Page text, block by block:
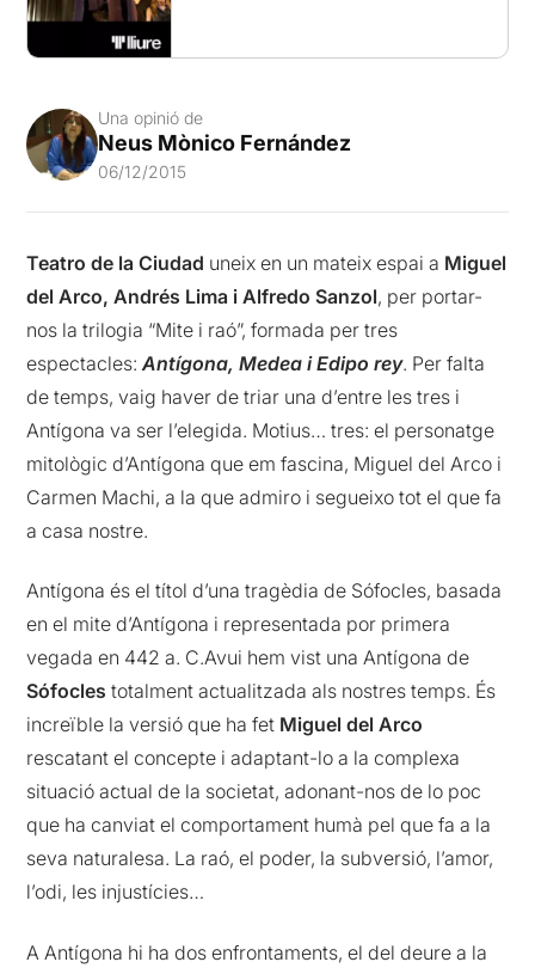
Una opinió de
Neus Mònico Fernández
06/12/2015
Teatro de la Ciudad uneix en un mateix espai a Miguel
del Arco, Andrés Lima i Alfredo Sanzol, per portar-
nos la trilogia “Mite i raó”, formada per tres
espectacles:Antígona, Medea i Edipo rey. Per falta
de temps, vaig haver de triar una d’entre les tres i
Antígona va ser l’elegida. Motius… tres: el personatge
mitològic d’Antígona que em fascina, Miguel del Arco i
Carmen Machi, a la que admiro i segueixo tot el que fa
a casa nostre.
Antígona és el títol d’una tragèdia de Sófocles, basada
en el mite d’Antígona i representada por primera
vegada en 442 a. C.Avui hem vist una Antígona de
Sófocles totalment actualitzada als nostres temps. És
increïble la versió que ha fet Miguel del Arco
rescatant el concepte i adaptant-lo a la complexa
situació actual de la societat, adonant-nos de lo poc
que ha canviat el comportament humà pel que fa a la
seva naturalesa. La raó, el poder, la subversió, l’amor,
l’odi, les injustícies…
A Antígona hi ha dos enfrontaments, el del deure a la